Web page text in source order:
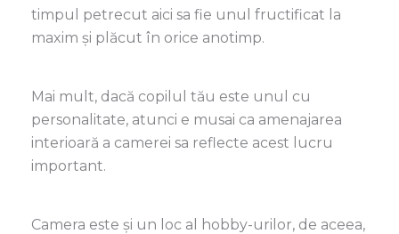
timpul petrecut aici sa fie unul fructificat la
maxim și plăcut în orice anotimp.
Mai mult, dacă copilul tău este unul cu
personalitate, atunci e musai ca amenajarea
interioară a camerei sa reflecte acest lucru
important.
Camera este și un loc al hobby-urilor, de aceea,